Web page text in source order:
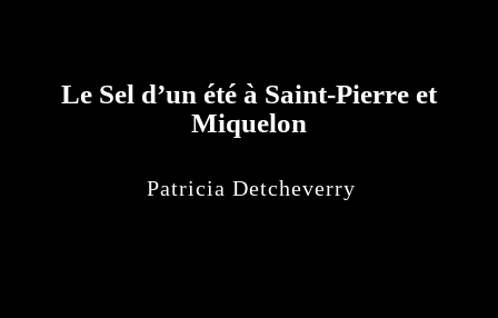
Le Sel d’un été à Saint-Pierre et
Miquelon
Patricia Detcheverry